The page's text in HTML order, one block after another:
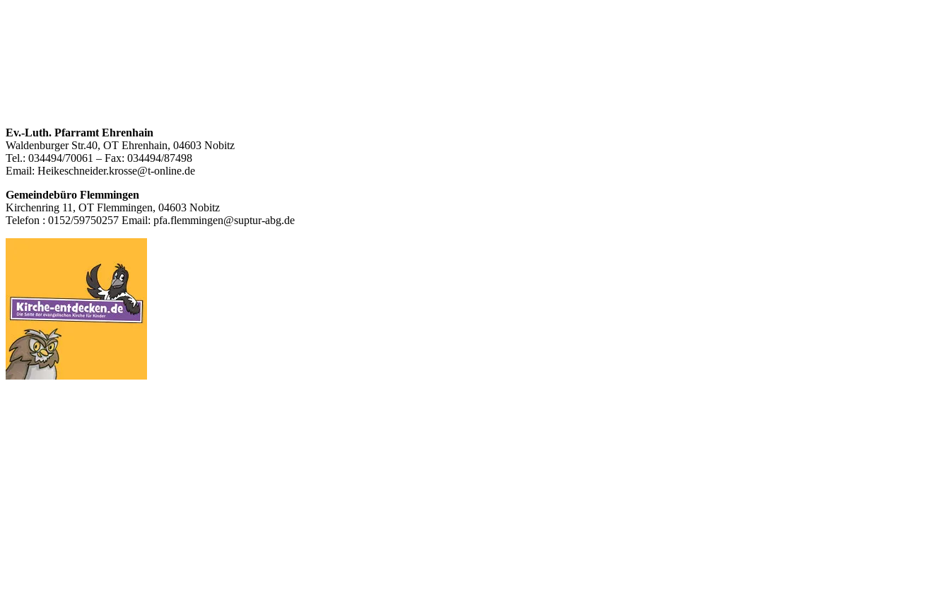
Footer
Inhalt
Ev.-Luth. Pfarramt Ehrenhain
Waldenburger Str.40, OT Ehrenhain, 04603 Nobitz
Tel.: 034494/70061 – Fax: 034494/87498
Email: Heikeschneider.krosse@t-online.de
Gemeindebüro Flemmingen
Kirchenring 11, OT Flemmingen, 04603 Nobitz
Telefon : 0152/59750257 Email: pfa.flemmingen@suptur-abg.de